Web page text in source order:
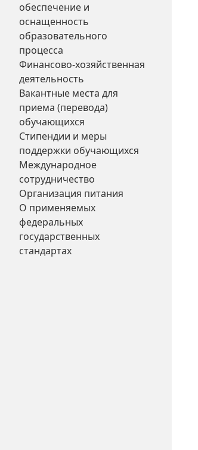
обеспечение и
оснащенность
образовательного
процесса
Финансово-хозяйственная
деятельность
Вакантные места для
приема (перевода)
обучающихся
Стипендии и меры
поддержки обучающихся
Международное
сотрудничество
Организация питания
О применяемых
федеральных
государственных
стандартах